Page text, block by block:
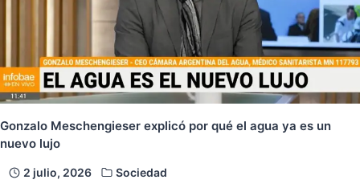
Gonzalo Meschengieser explicó por qué el agua ya es un
nuevo lujo
2 julio, 2026 Sociedad